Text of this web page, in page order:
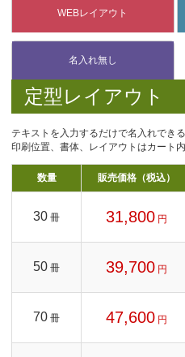
定型レイアウト
テキストを入力するだけで名入れでき
印刷位置、書体、レイアウトはカート
数量 販売価格（税込）
30 冊 31,800 円
50 冊 39,700 円
70 冊 47,600 円